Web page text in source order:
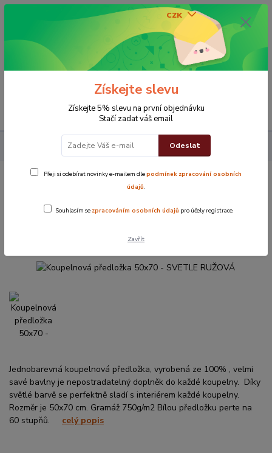
CZK
0 Kč
Koupelnová předložka 50x70 - SVETLE RUŽOVÁ
Koupelnová předložka 50x70 - SVETLE
RUŽOVÁ
Jednobarevná koupelnová předložka, vyrobená ze 100% , velmi
savé bavlny je nepostradatelný doplněk do každé koupelny. Díky
světlé barvě se perfektně sladí s interiérem každé koupelny.
Rozměr je 50x70 cm. Gramáž 750g/m2 Bílou předložku perte na
60 stupňů. celý popis
Získejte slevu
Získejte 5% slevu na první objednávku
Stačí zadat váš email
Odeslat
Přeji si odebírat novinky e-mailem dlepodmínek zpracování osobních
údajů.
Souhlasím se zpracováním osobních údajů pro účely registrace.
Zavřít